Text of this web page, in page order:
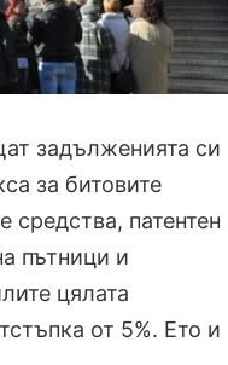
задълженията си
за битовите
средства, патентен
пътници и
цялата
от 5%. Ето и